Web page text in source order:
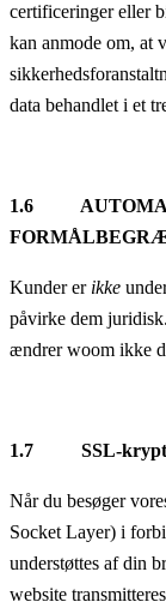
certificeringer eller
kan anmode om, at
data behandlet i et
1.6
Kunder er ikke
påvirke dem
ændrer woom ikke
1.7 SSL-
Når du besøger
Socket Layer) i
understøttes af din
website